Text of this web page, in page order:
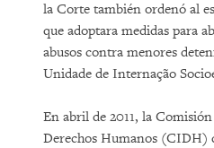
la Corte también ordenó al
que adoptara medidas para
abusos contra menores
Unidade de Internação
En abril de 2011, la
Derechos Humanos (CIDH)